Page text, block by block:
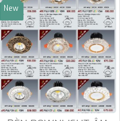
Sale
New